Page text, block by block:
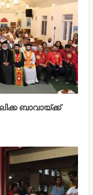
ബാവായ്ക്ക്